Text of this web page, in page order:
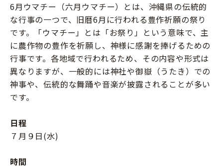
6月ウマチー（六月ウマチー）とは、沖縄県の伝統的
な行事の一つで、旧暦6月に行われる豊作祈願の祭り
です。「ウマチー」とは「お祭り」という意味で、主
に農作物の豊作を祈願し、神様に感謝を捧げるための
行事です。各地域で行われるため、その内容や形式は
異なりますが、一般的には神社や御嶽（うたき）での
神事や、伝統的な舞踊や音楽が披露されることが多い
です。
日程
７月９日(水)
時間